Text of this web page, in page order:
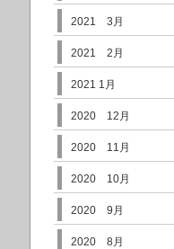
2021 3月
2021 2月
2021 1月
2020 12月
2020 11月
2020 10月
2020 9月
2020 8月